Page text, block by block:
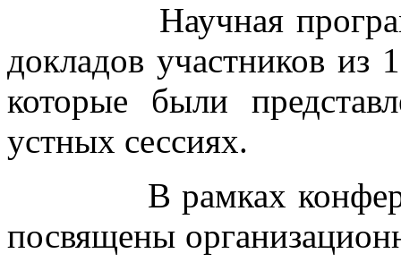
Научная программа
докладов участников из
которые были
устных сессиях.
В рамках
посвящены